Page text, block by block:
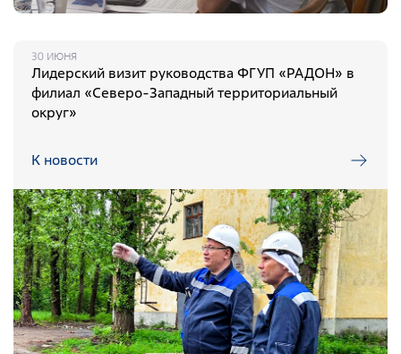
30 ИЮНЯ
Лидерский визит руководства ФГУП «РАДОН» в
филиал «Северо-Западный территориальный
округ»
К новости
Контейнеры для транспортирования и хранения РАО